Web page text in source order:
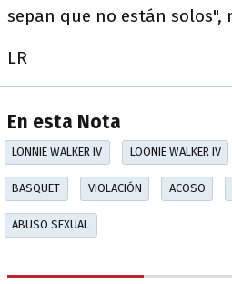
sepan que no están solos",
LR
En esta Nota
LONNIE WALKER IV LOONIE WALKER IV
BASQUET VIOLACIÓN ACOSO
ABUSO SEXUAL